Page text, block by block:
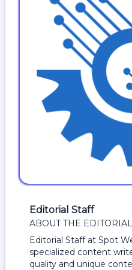
Editorial Staff
ABOUT THE
Editorial Staff at Spot
specialized content
quality and unique